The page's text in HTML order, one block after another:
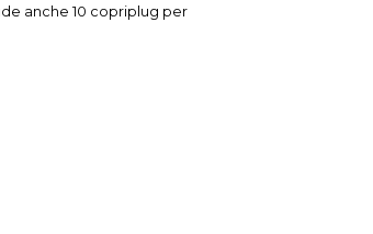
anche 10 copriplug per